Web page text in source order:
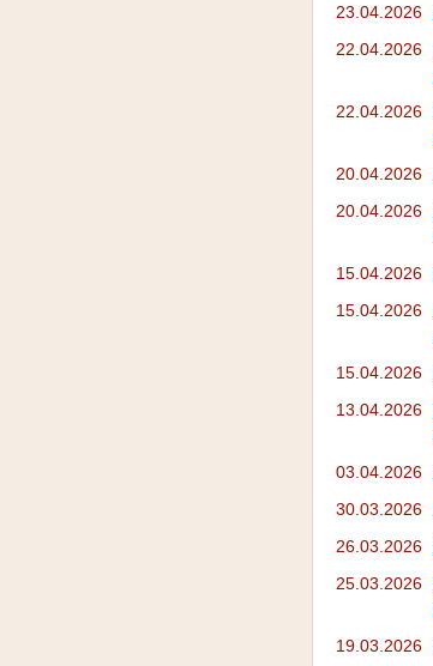
23.04.2026
22.04.2026
22.04.2026
20.04.2026
20.04.2026
15.04.2026
15.04.2026
15.04.2026
13.04.2026
03.04.2026
30.03.2026
26.03.2026
25.03.2026
19.03.2026